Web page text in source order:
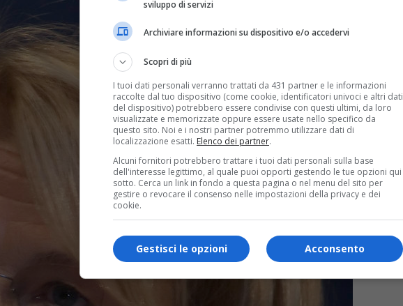
sviluppo di servizi
Archiviare informazioni su dispositivo e/o accedervi
Scopri di più
I tuoi dati personali verranno trattati da 431 partner e le informazioni
raccolte dal tuo dispositivo (come cookie, identificatori univoci e altri dati
del dispositivo) potrebbero essere condivise con questi ultimi, da loro
visualizzate e memorizzate oppure essere usate nello specifico da
questo sito. Noi e i nostri partner potremmo utilizzare dati di
localizzazione esatti. Elenco dei partner.
Alcuni fornitori potrebbero trattare i tuoi dati personali sulla base
dell'interesse legittimo, al quale puoi opporti gestendo le tue opzioni qui
sotto. Cerca un link in fondo a questa pagina o nel menu del sito per
gestire o revocare il consenso nelle impostazioni della privacy e dei
cookie.
Acconsento
Gestisci le opzioni